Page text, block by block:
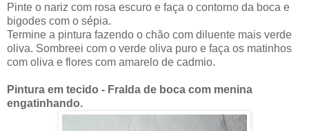
Pinte o nariz com rosa escuro e faça o contorno da boca e
bigodes com o sépia.
Termine a pintura fazendo o chão com diluente mais verde
oliva. Sombreei com o verde oliva puro e faça os matinhos
com oliva e flores com amarelo de cadmio.
Pintura em tecido - Fralda de boca com menina
engatinhando.